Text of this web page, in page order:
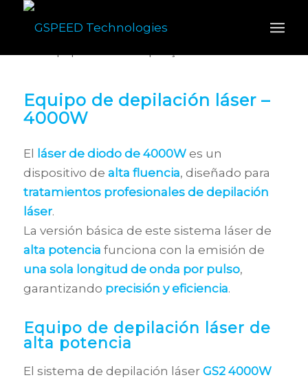
Equipo de depilación láser –
4000W
El láser de diodo de 4000Wes un
dispositivo de alta fluencia, diseñado para
tratamientos profesionales de depilación
láser.
La versión básica de este sistema láser de
alta potencia funciona con la emisión de
una sola longitud de onda por pulso,
garantizando precisión y eficiencia.
Equipo de depilación láser de
alta potencia
El sistema de depilación láser GS2 4000W